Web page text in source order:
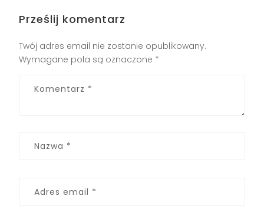
Prześlij komentarz
Twój adres email nie zostanie opublikowany.
Wymagane pola są oznaczone *